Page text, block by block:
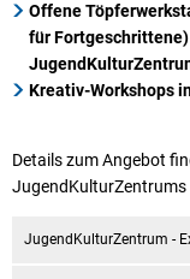
Offene
für
Kreativ-Workshops
Details zum Angebot
JugendKulturZentrums
JugendKulturZentrum -